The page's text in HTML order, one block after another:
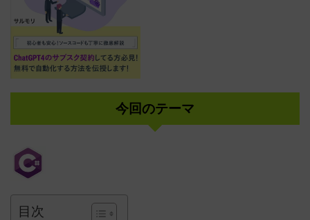
今回のテーマ
目次